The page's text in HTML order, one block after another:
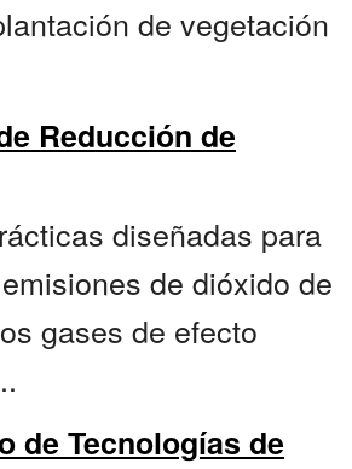
de vegetación
Reducción de
diseñadas para
de dióxido de
gases de efecto
de Tecnologías de